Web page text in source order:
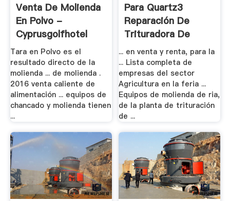
Venta De Molienda
En Polvo -
Cyprusgolfhotel
Tara en Polvo es el
resultado directo de la
molienda ... de molienda .
2016 venta caliente de
alimentación ... equipos de
chancado y molienda tienen
...
Para Quartz3
Reparación De
Trituradora De
Piedra
... en venta y renta, para la
... Lista completa de
empresas del sector
Agricultura en la feria ...
Equipos de molienda de ria,
de la planta de trituración
de ...